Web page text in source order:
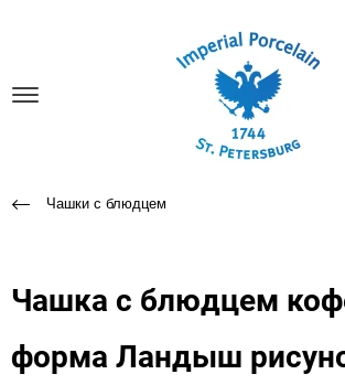
Чашки с блюдцем
Чашка с блюдцем
форма Ландыш